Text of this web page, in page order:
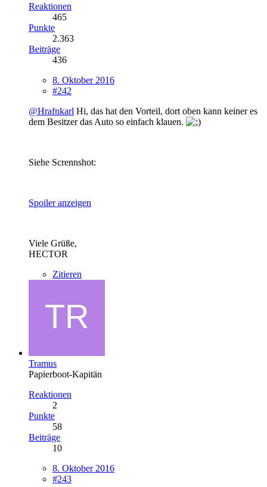
Reaktionen
465
Punkte
2.363
Beiträge
436
8. Oktober 2016
#242
@Hrafnkarl Hi, das hat den Vorteil, dort oben kann keiner es
dem Besitzer das Auto so einfach klauen.
Siehe Scrennshot:
Spoiler anzeigen
Viele Grüße,
HECTOR
Zitieren
Tramus
Papierboot-Kapitän
Reaktionen
2
Punkte
58
Beiträge
10
8. Oktober 2016
#243